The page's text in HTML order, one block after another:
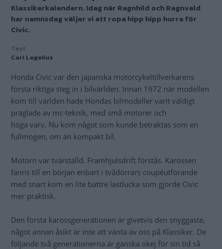
Klassikerkalendern. Idag när Ragnhild och Ragnvald
har namnsdag väljer vi att ropa hipp hipp hurra för
Civic.
Text
Carl Legelius
Honda Civic var den japanska motorcykeltillverkarens
första riktiga steg in i bilvärlden. Innan 1972 när modellen
kom till världen hade Hondas bilmodeller varit väldigt
präglade av mc-teknik, med små motorer och
höga varv. Nu kom något som kunde betraktas som en
fullmogen, om än kompakt bil.
Motorn var tvärställd. Framhjulsdrift förstås. Karossen
fanns till en början enbart i tvådörrars coupéutförande
med snart kom en lite bättre lastlucka som gjorde Civic
mer praktisk.
Den första karossgenerationen är givetvis den snyggaste,
något annan åsikt är inte att vänta av oss på Klassiker. De
följande två generationerna är ganska okej för sin tid så